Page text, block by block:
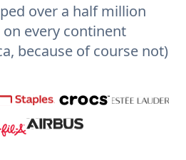
over a half million
on every continent
because of course not)